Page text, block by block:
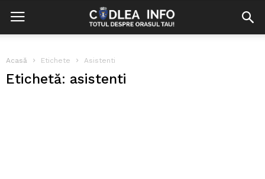
Acasă Etichete Asistenti
Etichetă: asistenti